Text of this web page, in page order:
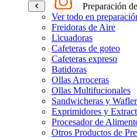
Preparación
Ver todo en
Freidoras de Aire
Licuadoras
Cafeteras de goteo
Cafeteras expreso
Batidoras
Ollas Arroceras
Ollas Multifucionales
Sandwicheras y
Exprimidores y
Procesador de
Otros Productos de